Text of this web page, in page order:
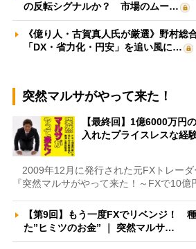
の反転シグナルか？ 市場のムー…
《億り人・古賀真人氏が厳選》野村総
「DX・省力化・円安」を追い風に…
突然マルサがやって来た！
【最終回】1億6000万円
入れたプライスレスな経
2009年12月に発行された元FXトレー
『突然マルサがやって来た！～FXで10億
【第9回】もう一度FXでリベンジ！
た”ヒミツのお金” ｜ 突然マルサ…